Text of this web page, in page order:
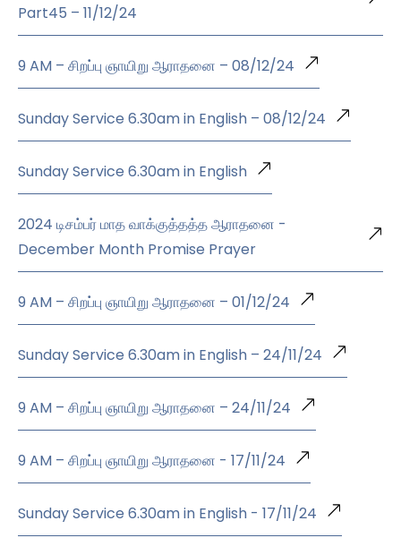
Part45 – 11/12/24
9 AM – சிறப்பு ஞாயிறு ஆராதனை – 08/12/24
Sunday Service 6.30am in English – 08/12/24
Sunday Service 6.30am in English
2024 டிசம்பர் மாத வாக்குத்தத்த ஆராதனை -
December Month Promise Prayer
9 AM – சிறப்பு ஞாயிறு ஆராதனை – 01/12/24
Sunday Service 6.30am in English – 24/11/24
9 AM – சிறப்பு ஞாயிறு ஆராதனை – 24/11/24
9 AM – சிறப்பு ஞாயிறு ஆராதனை - 17/11/24
Sunday Service 6.30am in English - 17/11/24